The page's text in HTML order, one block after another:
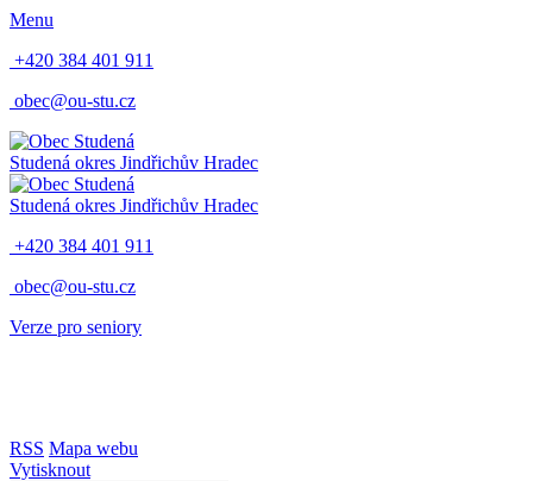
Menu
+420 384 401 911
obec@ou-stu.cz
Studená okres Jindřichův Hradec
Studená okres Jindřichův Hradec
+420 384 401 911
obec@ou-stu.cz
Verze pro seniory
RSS Mapa webu
Vytisknout